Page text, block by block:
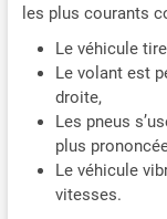
les plus courants
Le véhicule
Le volant est
droite,
Les pneus
plus
Le véhicule
vitesses.